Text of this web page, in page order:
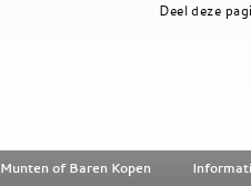
Deel deze
Munten of Baren Kopen